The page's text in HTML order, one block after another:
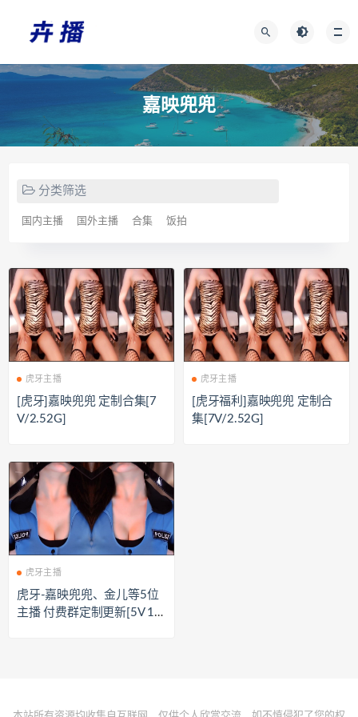
嘉映兜兜
分类筛选
国内主播 国外主播 合集 饭拍
虎牙主播
[虎牙]嘉映兜兜 定制合集[7
V/2.52G]
虎牙主播
[虎牙福利]嘉映兜兜 定制合
集[7V/2.52G]
虎牙主播
虎牙-嘉映兜兜、金儿等5位
主播 付费群定制更新[5V 14